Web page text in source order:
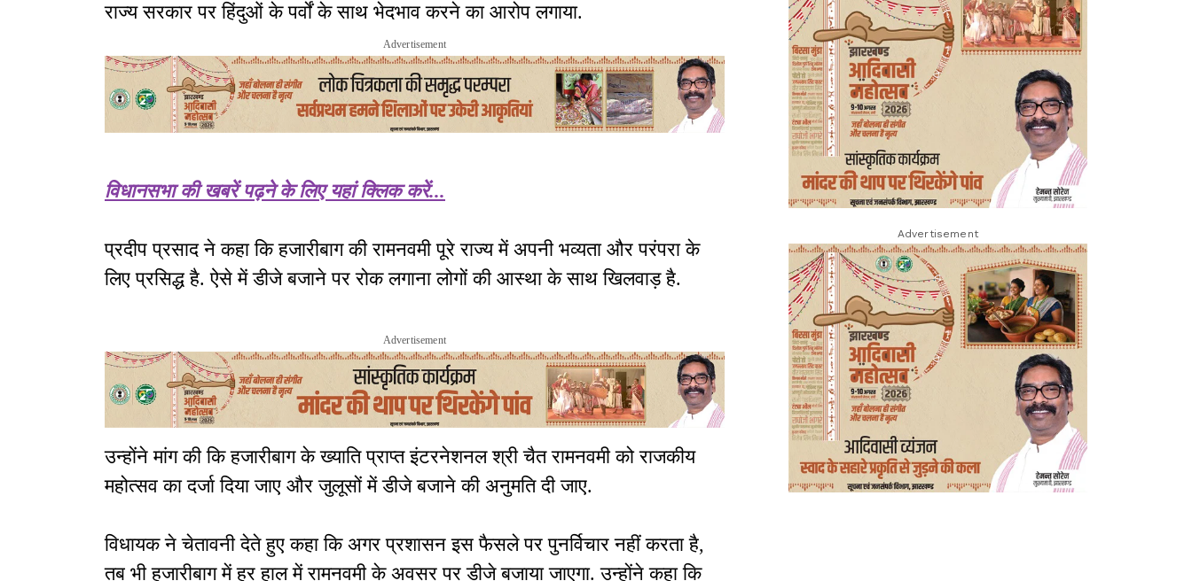
राज्य सरकार पर हिंदुओं के पर्वों के साथ भेदभाव करने का आरोप लगाया.
Advertisement
विधानसभा की खबरें पढ़ने के लिए यहां क्लिक करें...
प्रदीप प्रसाद ने कहा कि हजारीबाग की रामनवमी पूरे राज्य में अपनी भव्यता और परंपरा के
लिए प्रसिद्ध है. ऐसे में डीजे बजाने पर रोक लगाना लोगों की आस्था के साथ खिलवाड़ है.
Advertisement
उन्होंने मांग की कि हजारीबाग के ख्याति प्राप्त इंटरनेशनल श्री चैत रामनवमी को राजकीय
महोत्सव का दर्जा दिया जाए और जुलूसों में डीजे बजाने की अनुमति दी जाए.
विधायक ने चेतावनी देते हुए कहा कि अगर प्रशासन इस फैसले पर पुनर्विचार नहीं करता है,
तब भी हजारीबाग में हर हाल में रामनवमी के अवसर पर डीजे बजाया जाएगा. उन्होंने कहा कि
Advertisement